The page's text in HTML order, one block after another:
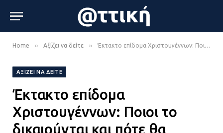
Home » Αξίζει να δείτε » Έκτακτο επίδομα Χριστουγέννων: Ποιοι το δικαιούνται και πότε θα καταβληθεί
ΑΞΊΖΕΙ ΝΑ ΔΕΊΤΕ
Έκτακτο επίδομα
Χριστουγέννων: Ποιοι το
δικαιούνται και πότε θα